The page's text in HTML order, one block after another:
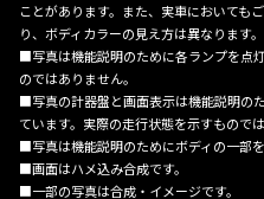
ことがあります。また、実車においても
り、ボディカラーの見え方は異なります。
■写真は機能説明のために各ランプを点
のではありません。
■写真の計器盤と画面表示は機能説明の
ています。実際の走行状態を示すものでは
■写真は機能説明のためにボディの一部
■画面はハメ込み合成です。
■一部の写真は合成・イメージです。